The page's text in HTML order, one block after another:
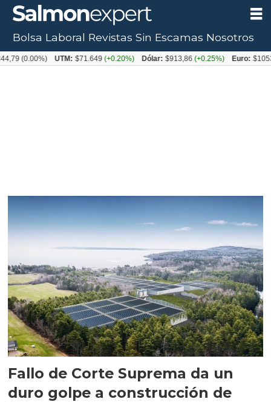
Tag:
Fallo de Corte Suprema da un
duro golpe a construcción de
Bolsa Laboral Revistas Sin Escamas Nosotros
(0.00%) UTM: $71.649 (+0.20%) Dólar: $913,86(+0.25%) Euro: $1053,08